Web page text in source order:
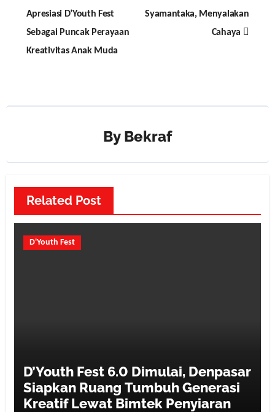
navigation
Apresiasi D’Youth Fest
Sebagai Puncak Perayaan
Kreativitas Anak Muda
Syamantaka, Menyalakan
Cahaya
By Bekraf
Related Post
D'Youth Fest
D’Youth Fest 6.0 Dimulai, Denpasar
Siapkan Ruang Tumbuh Generasi
Kreatif Lewat Bimtek Penyiaran